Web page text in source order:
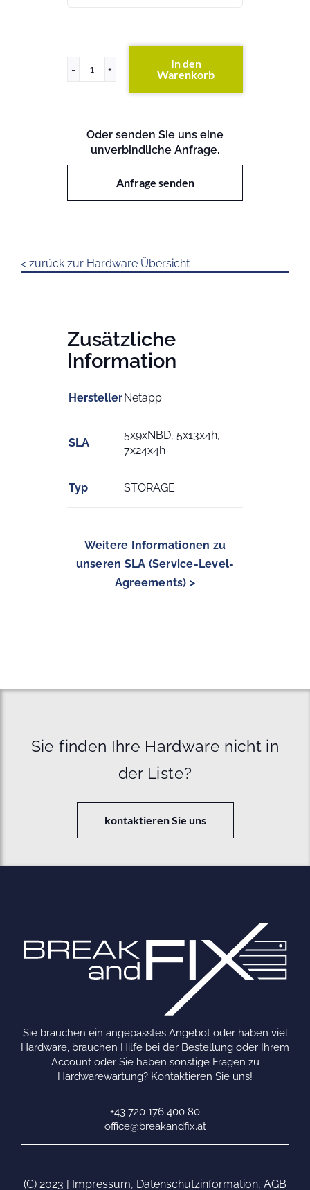
E2760
In den
Warenkorb
Oder senden Sie uns eine
unverbindliche Anfrage.
Anfrage senden
< zurück zur Hardware Übersicht
Zusätzliche
Information
HerstellerNetapp
SLA
5x9xNBD, 5x13x4h,
7x24x4h
Typ STORAGE
Weitere Informationen zu
unseren SLA (Service-Level-
Agreements) >
Sie finden Ihre Hardware nicht in
der Liste?
kontaktieren Sie uns
Sie brauchen ein angepasstes Angebot oder haben viel
Hardware, brauchen Hilfe bei der Bestellung oder Ihrem
Account oder Sie haben sonstige Fragen zu
Hardwarewartung? Kontaktieren Sie uns!
+43 720 176 400 80
office@breakandfix.at
(C) 2023 | Impressum, Datenschutzinformation, AGB